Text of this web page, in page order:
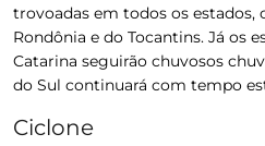
trovoadas em todos os estados,
Rondônia e do Tocantins. Já os
Catarina seguirão chuvosos
do Sul continuará com tempo
Ciclone